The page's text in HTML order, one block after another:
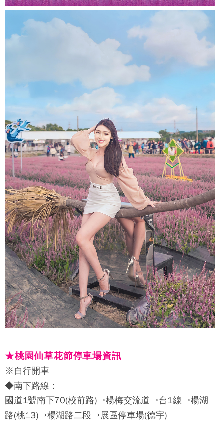
★桃園仙草花節停車場資訊
※自行開車
◆南下路線：
國道1號南下70(校前路)→楊梅交流道→台1線→楊湖
路(桃13)→楊湖路二段→展區停車場(德宇)